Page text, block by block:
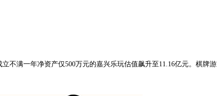
不满一年净资产仅500万元的嘉兴乐玩估值飙升至 11.16亿元。棋牌